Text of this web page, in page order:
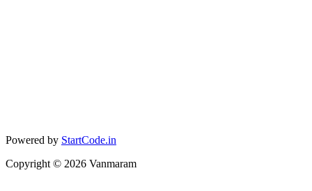
Powered by StartCode.in
Copyright © 2026 Vanmaram